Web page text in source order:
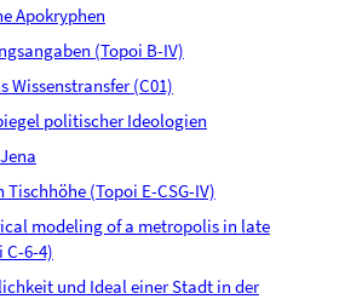
Apokryphen
(Topoi B-IV)
Wissenstransfer (C01)
politischer Ideologien
Tischhöhe (Topoi E-CSG-IV)
modeling of a metropolis in late
6-4)
und Ideal einer Stadt in der